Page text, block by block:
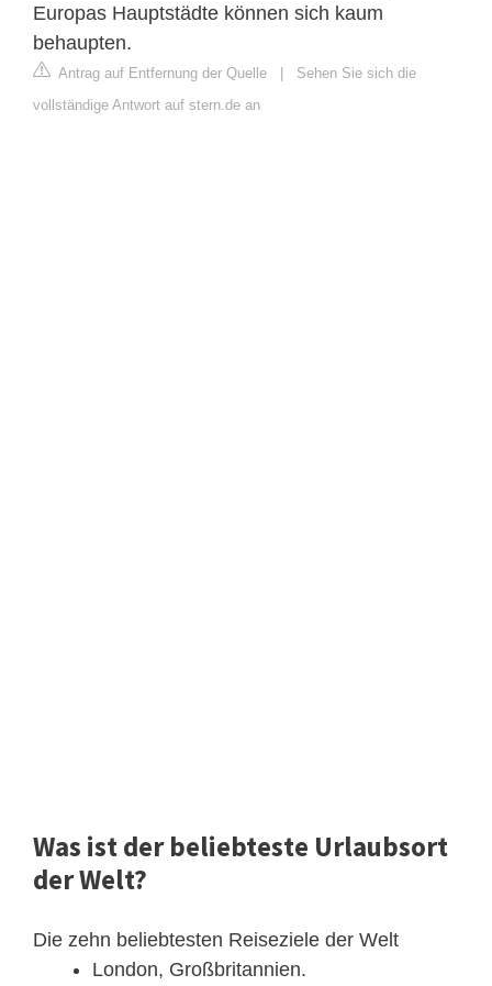
Europas Hauptstädte können sich kaum
behaupten.
Antrag auf Entfernung der Quelle | Sehen Sie sich die
vollständige Antwort auf stern.de an
Was ist der beliebteste Urlaubsort
der Welt?
Die zehn beliebtesten Reiseziele der Welt
London, Großbritannien.